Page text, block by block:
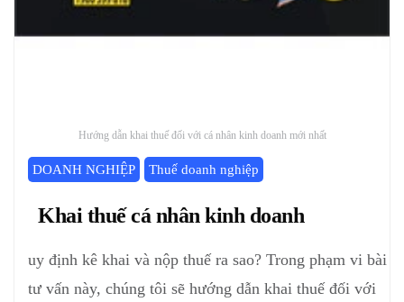
Hướng dẫn khai thuế đối với cá nhân kinh doanh mới nhất
DOANH NGHIỆP Thuế doanh nghiệp
Khai thuế cá nhân kinh doanh
uy định kê khai và nộp thuế ra sao? Trong phạm vi bài
tư vấn này, chúng tôi sẽ hướng dẫn khai thuế đối với